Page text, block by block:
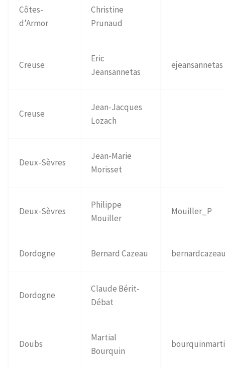
Côtes-
d’Armor
Christine
Prunaud
Creuse
Eric
Jeansannetas
ejeansannetas
Creuse
Jean-Jacques
Lozach
Deux-Sèvres
Jean-Marie
Morisset
Deux-Sèvres
Philippe
Mouiller
Mouiller_P
Dordogne Bernard Cazeau
Dordogne
Claude Bérit-
Débat
Doubs
Martial
Bourquin